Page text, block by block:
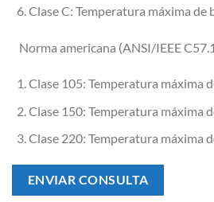
Clase C: Temperatura máxima de
Norma americana (ANSI/IEEE
Clase 105: Temperatura máxima
Clase 150: Temperatura máxima
Clase 220: Temperatura máxima
ENVIAR CONSULTA